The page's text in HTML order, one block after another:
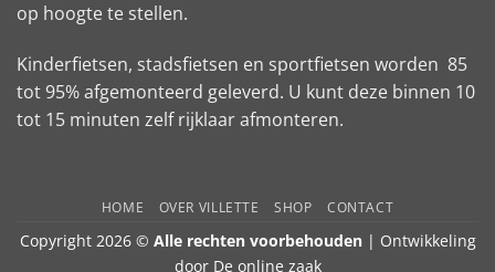
op hoogte te stellen.
Kinderfietsen, stadsfietsen en sportfietsen worden 85
tot 95% afgemonteerd geleverd. U kunt deze binnen 10
tot 15 minuten zelf rijklaar afmonteren.
HOME OVER VILLETTE SHOP CONTACT
Copyright 2026 © Alle rechten voorbehouden| Ontwikkeling
door De online zaak